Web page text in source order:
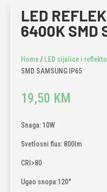
LED
6400K SMD
Home/ LED sijalice i
SMD SAMSUNG IP65
19,50 KM
Snaga: 10W
Svetlosni flux: 800lm
CRI>80
Ugao snopa:120°